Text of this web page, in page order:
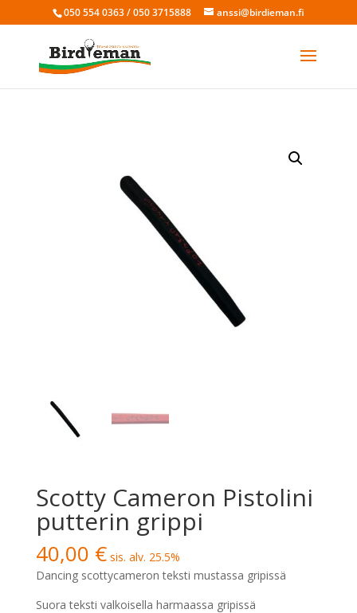
050 554 0363 / 050 3715888 anssi@birdieman.fi
Scotty Cameron Pistolini
putterin grippi
40,00 € sis. alv. 25.5%
Dancing scottycameron teksti mustassa gripissä
Suora teksti valkoisella harmaassa gripissä